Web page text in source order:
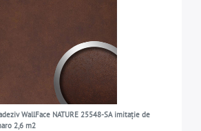
WallFace NATURE 25548-SA imitație de
2,6 m2